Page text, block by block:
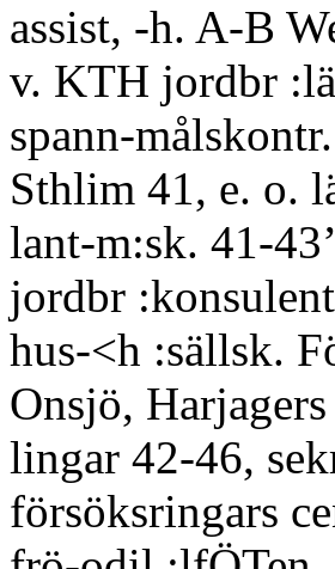
assist, -h. A-B
v. KTH jordbr
spann-
Sthlim 41, e. o.
lant-m:sk. 41-
jordbr
hus-<h :sällsk.
Onsjö,
lingar 42-46,
försöksringars